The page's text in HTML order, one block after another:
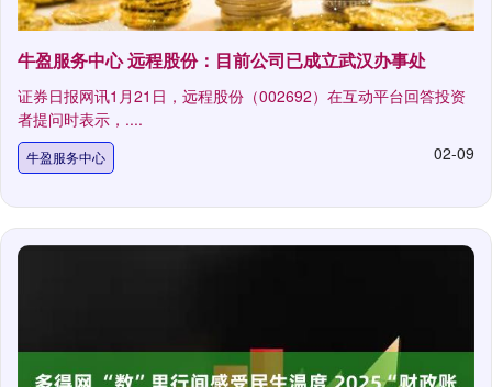
牛盈服务中心 远程股份：目前公司已成立武汉办事处
证券日报网讯1月21日，远程股份（002692）在互动平台回答投资
者提问时表示，....
牛盈服务中心 02-09